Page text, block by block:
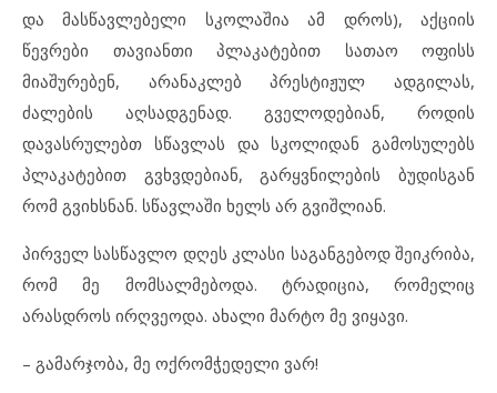
და მასწავლებელი სკოლაშია ამ დროს), აქციის
წევრები თავიანთი პლაკატებით სათაო ოფისს
მიაშურებენ, არანაკლებ პრესტიჟულ ადგილას,
ძალების აღსადგენად. გველოდებიან, როდის
დავასრულებთ სწავლას და სკოლიდან გამოსულებს
პლაკატებით გვხვდებიან, გარყვნილების ბუდისგან
რომ გვიხსნან. სწავლაში ხელს არ გვიშლიან.
პირველ სასწავლო დღეს კლასი საგანგებოდ შეიკრიბა,
რომ მე მომსალმებოდა. ტრადიცია, რომელიც
არასდროს ირღვეოდა. ახალი მარტო მე ვიყავი.
– გამარჯობა, მე ოქრომჭედელი ვარ!